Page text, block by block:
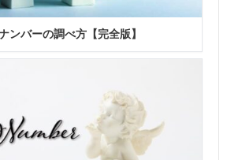
ンバーの調べ方【完全版】